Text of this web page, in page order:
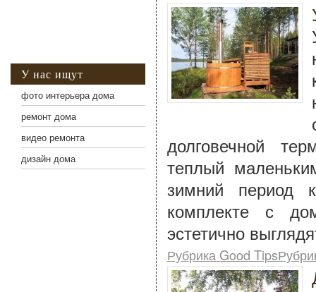
долговечной
теплый
зимний период
комплекте с
эстетично
Рубрика Good
У нас ищут
фото интерьера дома
ремонт дома
видео ремонта
дизайн дома